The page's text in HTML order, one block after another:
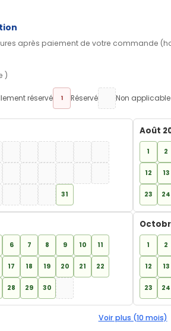
après paiement de votre commande
)
réservé 1 Réservé Non applicable
31
Août
1 2
12 13
23 24
6 7 8 9 10 11
17 18 19 20 21 22
28 29 30
1 2
12 13
23 24
Voir plus (10 mois)